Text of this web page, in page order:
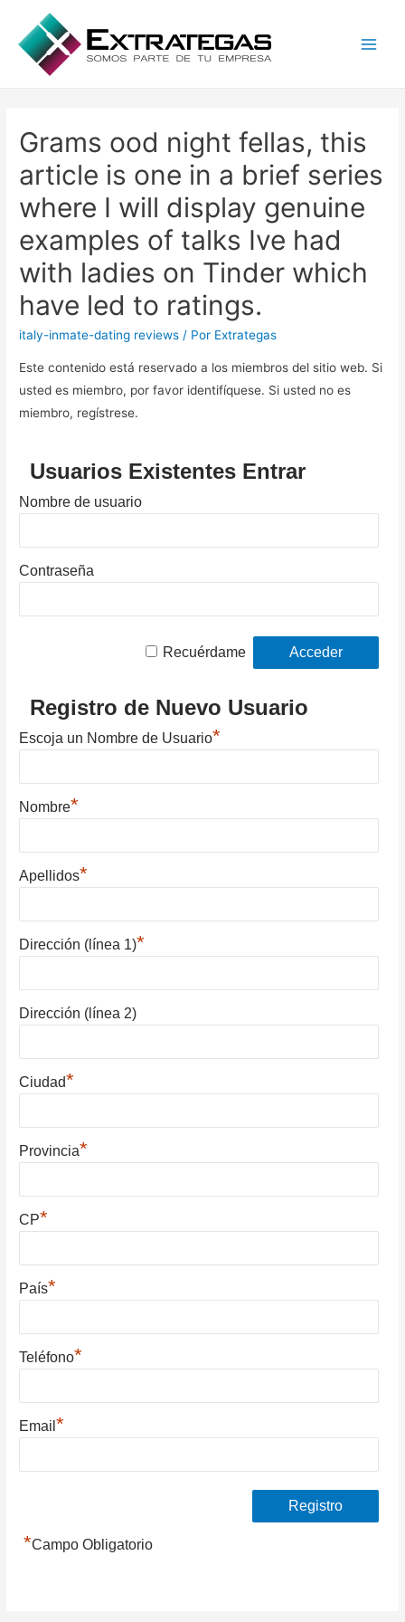
Grams ood night fellas, this
article is one in a brief series
where I will display genuine
examples of talks Ive had
with ladies on Tinder which
have led to ratings.
italy-inmate-dating reviews / Por Extrategas
Este contenido está reservado a los miembros del sitio web. Si
usted es miembro, por favor identifíquese. Si usted no es
miembro, regístrese.
Usuarios Existentes Entrar
Nombre de usuario
Contraseña
Recuérdame
Registro de Nuevo Usuario
Escoja un Nombre de Usuario*
Nombre*
Apellidos*
Dirección (línea 1)*
Dirección (línea 2)
Ciudad*
Provincia*
CP*
País*
Teléfono*
Email*
*Campo Obligatorio